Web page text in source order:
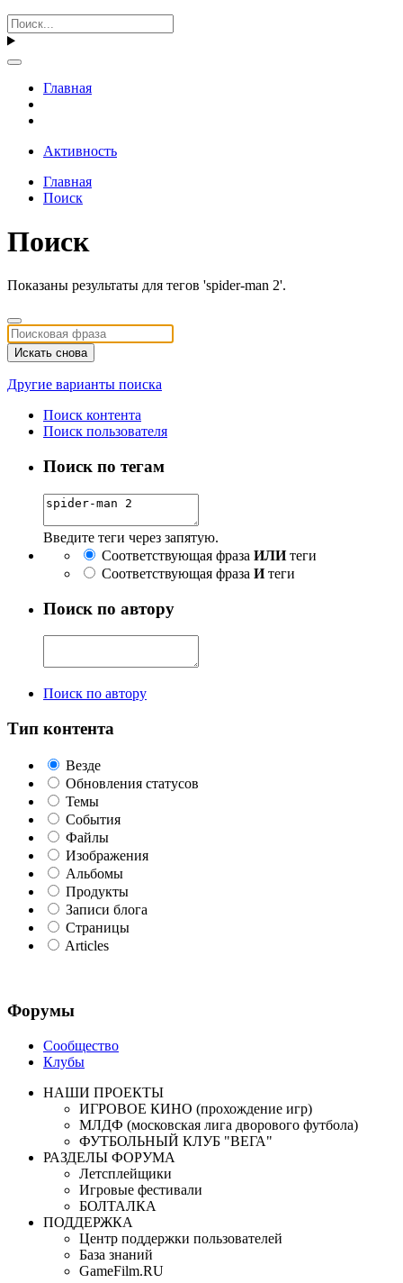
Главная
Активность
Главная
Поиск
Поиск
Показаны результаты для тегов 'spider-man 2'.
Искать снова
Другие варианты поиска
Поиск контента
Поиск пользователя
Поиск по тегам
Введите теги через запятую.
Соответствующая фраза ИЛИтеги
Соответствующая фраза Итеги
Поиск по автору
Поиск по автору
Тип контента
Везде
Обновления статусов
Темы
События
Файлы
Изображения
Альбомы
Продукты
Записи блога
Страницы
Articles
Форумы
Сообщество
Клубы
НАШИ ПРОЕКТЫ
ИГРОВОЕ КИНО (прохождение игр)
МЛДФ (московская лига дворового футбола)
ФУТБОЛЬНЫЙ КЛУБ "ВЕГА"
РАЗДЕЛЫ ФОРУМА
Летсплейщики
Игровые фестивали
БОЛТАЛКА
ПОДДЕРЖКА
Центр поддержки пользователей
База знаний
GameFilm.RU